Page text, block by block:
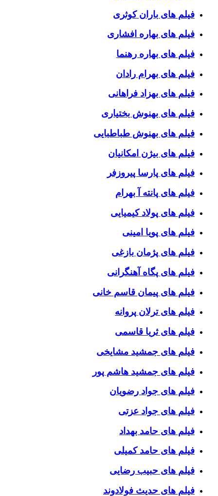
فیلم های باران کوثری
فیلم های بهاره افشاری
فیلم های بهاره رهنما
فیلم های بهرام رادان
فیلم های بهزاد فراهانی
فیلم های بهنوش بختیاری
فیلم های بهنوش طباطبایی
فیلم های بیژن امکانیان
فیلم های پارسا پیروزفر
فیلم های پانته آ بهرام
فیلم های پولاد کیمیایی
فیلم های پویا امینی
فیلم های پژمان بازغی
فیلم های پگاه آهنگرانی
فیلم های پیمان قاسم خانی
فیلم های ترلان پروانه
فیلم های ثریا قاسمی
فیلم های جمشید مشایخی
فیلم های جمشید هاشم پور
فیلم های جواد رضویان
فیلم های جواد عزتی
فیلم های حامد بهداد
فیلم های حامد کمیلی
فیلم های حبیب رضایی
فیلم های حدیث فولادوند